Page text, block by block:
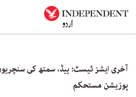
آخری ایشز ٹیسٹ: ہیڈ، سمتھ کی
پوزیشن مستحکم